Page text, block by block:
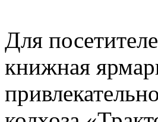
Для
книжная